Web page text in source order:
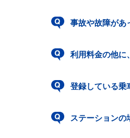
事故や故障があ
利用料金の他に
登録している乗
ステーションの